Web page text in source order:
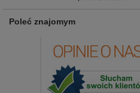
Poleć znajomym